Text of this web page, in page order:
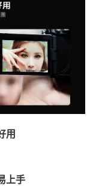
用
上手